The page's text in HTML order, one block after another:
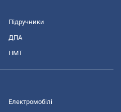
Підручники
ДПА
НМТ
Електромобілі